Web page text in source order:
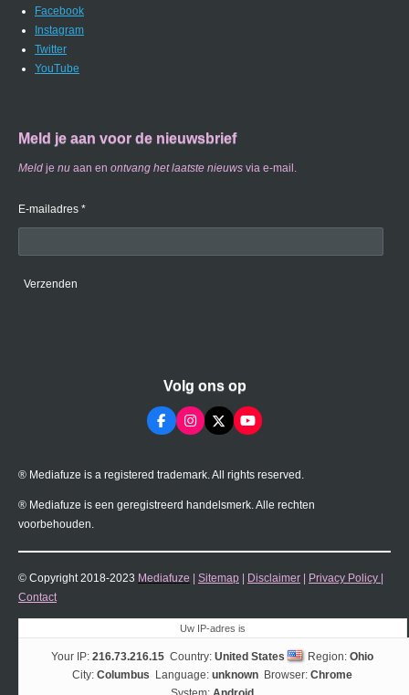
Facebook
Instagram
Twitter
YouTube
Meld je aan voor de nieuwsbrief
Meld je nu aan en ontvang het laatste nieuws via e-mail.
E-mailadres *
Verzenden
Volg ons op
F
a
b
o
I
n
a
r
X
Y
o
u
e
® Mediafuze is a registered trademark. All rights reserved.
® Mediafuze is een geregistreerd handelsmerk. Alle rechten
voorbehouden.
© Copyright 2018-2023 Mediafuze Sitemap Disclaimer Privacy Policy
Contact
Uw IP-adres is
Your IP: 216.73.216.15 Country: United States Region: Ohio
City: Columbus Language: unknown Browser: Chrome